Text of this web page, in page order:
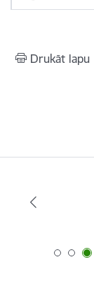
Drukāt lapu